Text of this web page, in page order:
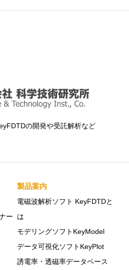
の開発や受託解析など
ー
製品案内
電磁波解析ソフト KeyFDTDと
は
モデリングソフトKeyModel
データ可視化ソフトKeyPlot
誘電率・透磁率データベース